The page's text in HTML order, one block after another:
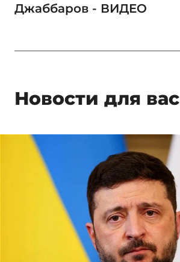
Джаббаров - ВИДЕО
Новости для вас